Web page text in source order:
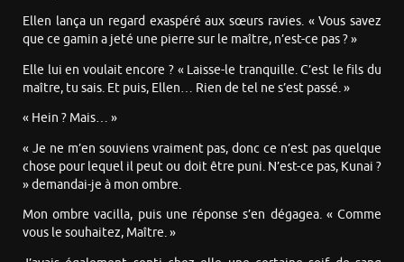
Ellen lança un regard exaspéré aux sœurs ravies. « Vous savez
que ce gamin a jeté une pierre sur le maître, n’est-ce pas ? »
Elle lui en voulait encore ? « Laisse-le tranquille. C’est le fils du
maître, tu sais. Et puis, Ellen… Rien de tel ne s’est passé. »
« Hein ? Mais… »
« Je ne m’en souviens vraiment pas, donc ce n’est pas quelque
chose pour lequel il peut ou doit être puni. N’est-ce pas, Kunai ?
» demandai-je à mon ombre.
Mon ombre vacilla, puis une réponse s’en dégagea. « Comme
vous le souhaitez, Maître. »